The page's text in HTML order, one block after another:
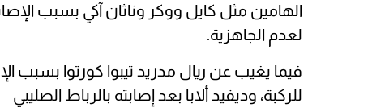
الهامين مثل كايل ووكر وناثان آكي بسبب
لعدم الجاهزية.
فيما يغيب عن ريال مدريد تيبوا كورتوا بسبب
للركبة، وديفيد ألابا بعد إصابته بالرباط الصليبي